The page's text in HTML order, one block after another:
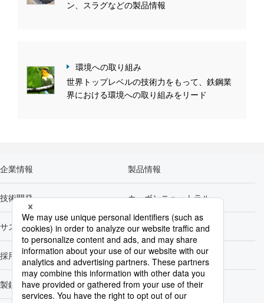
ン、スラグなどの製品情報
環境への取り組み
世界トップレベルの技術力をもって、鉄鋼業
界における環境への取り組みをリード
企業情報 製品情報
技術開発 カーボンニュートラル
サステナビリティ 株主・投資家情報
採用情報 Newsroom
製鉄所一覧